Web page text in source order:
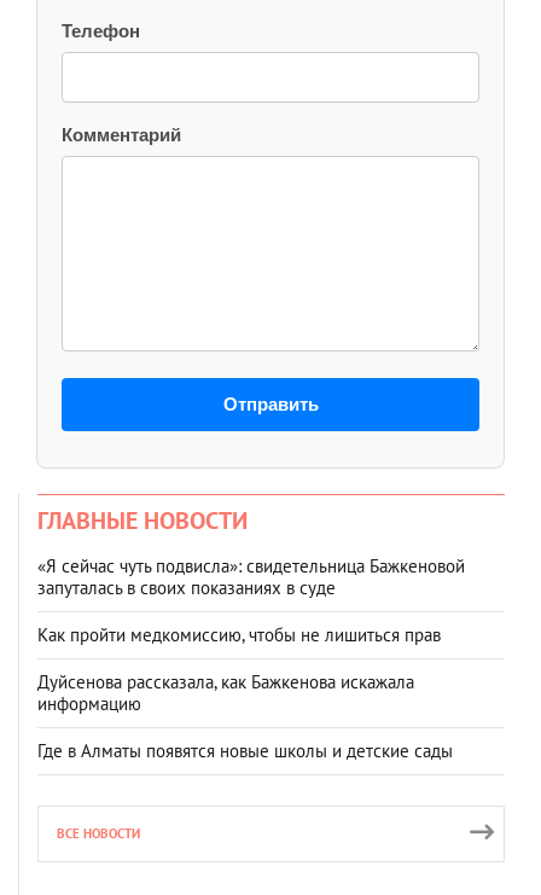
Телефон
Комментарий
Отправить
ГЛАВНЫЕ НОВОСТИ
«Я сейчас чуть подвисла»: свидетельница Бажкеновой
запуталась в своих показаниях в суде
Как пройти медкомиссию, чтобы не лишиться прав
Дуйсенова рассказала, как Бажкенова искажала
информацию
Где в Алматы появятся новые школы и детские сады
ВСЕ НОВОСТИ